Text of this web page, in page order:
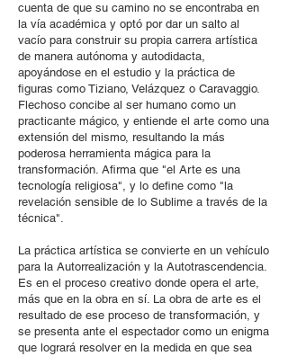
cuenta de que su camino no se encontraba en
la vía académica y optó por dar un salto al
vacío para construir su propia carrera artística
de manera autónoma y autodidacta,
apoyándose en el estudio y la práctica de
figuras como Tiziano, Velázquez o Caravaggio.
Flechoso concibe al ser humano como un
practicante mágico, y entiende el arte como una
extensión del mismo, resultando la más
poderosa herramienta mágica para la
transformación. Afirma que "el Arte es una
tecnología religiosa", y lo define como "la
revelación sensible de lo Sublime a través de la
técnica".
La práctica artística se convierte en un vehículo
para la Autorrealización y la Autotrascendencia.
Es en el proceso creativo donde opera el arte,
más que en la obra en sí. La obra de arte es el
resultado de ese proceso de transformación, y
se presenta ante el espectador como un enigma
que logrará resolver en la medida en que sea